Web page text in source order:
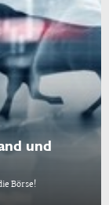
und
Börse!